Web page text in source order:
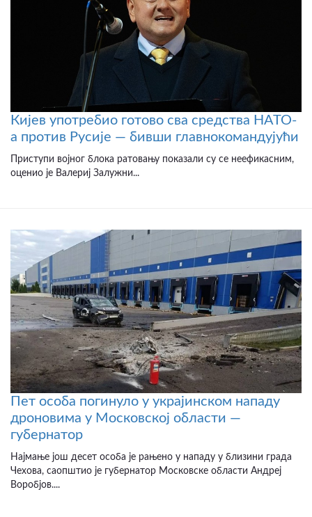
Кијев употребио готово сва средства НАТО-
а против Русије — бивши главнокомандујући
Приступи војног блока ратовању показали су се неефикасним,
оценио је Валериј Залужни...
Пет особа погинуло у украјинском нападу
дроновима у Московској области —
губернатор
Најмање још десет особа је рањено у нападу у близини града
Чехова, саопштио је губернатор Московске области Андреј
Воробјов....